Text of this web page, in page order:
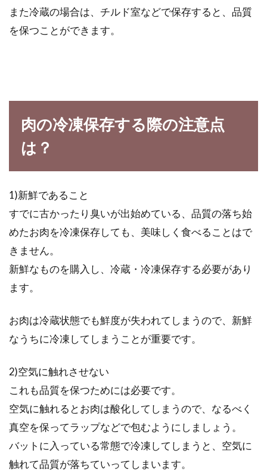
後片付けも簡単！電子レンジを使っ
て家族で美味しいパン作り
食では...
和食の要の醤油を使った色々な焼き
焼きうどんは、私達にとても身近な日本料理で
す。焼きそばと同じように、うどんを肉や野菜
暑い夏の夕飯・・オススメのおかず
はお酢でさっぱり系に！
ね。夏の食事は夏バテ防止のためにも特に重要
また冷蔵の場合は、チルド室などで保存すると、品質
を保つことができます。
肉の冷凍保存する際の注意点
は？
1)新鮮であること
すでに古かったり臭いが出始めている、品質の落ち始
めたお肉を冷凍保存しても、美味しく食べることはで
きません。
新鮮なものを購入し、冷蔵・冷凍保存する必要があり
ます。
お肉は冷蔵状態でも鮮度が失われてしまうので、新鮮
なうちに冷凍してしまうことが重要です。
2)空気に触れさせない
これも品質を保つためには必要です。
空気に触れるとお肉は酸化してしまうので、なるべく
真空を保ってラップなどで包むようにしましょう。
バットに入っている常態で冷凍してしまうと、空気に
触れて品質が落ちていってしまいます。